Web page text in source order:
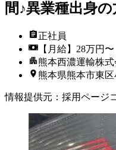
間♪異業種出身
正社員
【月給】28万円〜
熊本西濃運輸株式
熊本県熊本市東
情報提供元 ： 採用ページ